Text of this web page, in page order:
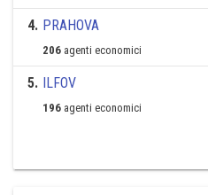
4. PRAHOVA
206 agenti economici
5. ILFOV
196 agenti economici